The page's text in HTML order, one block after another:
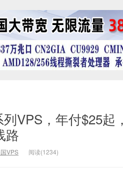
VPS，年付$25起
路
VPS 阅读(1234)